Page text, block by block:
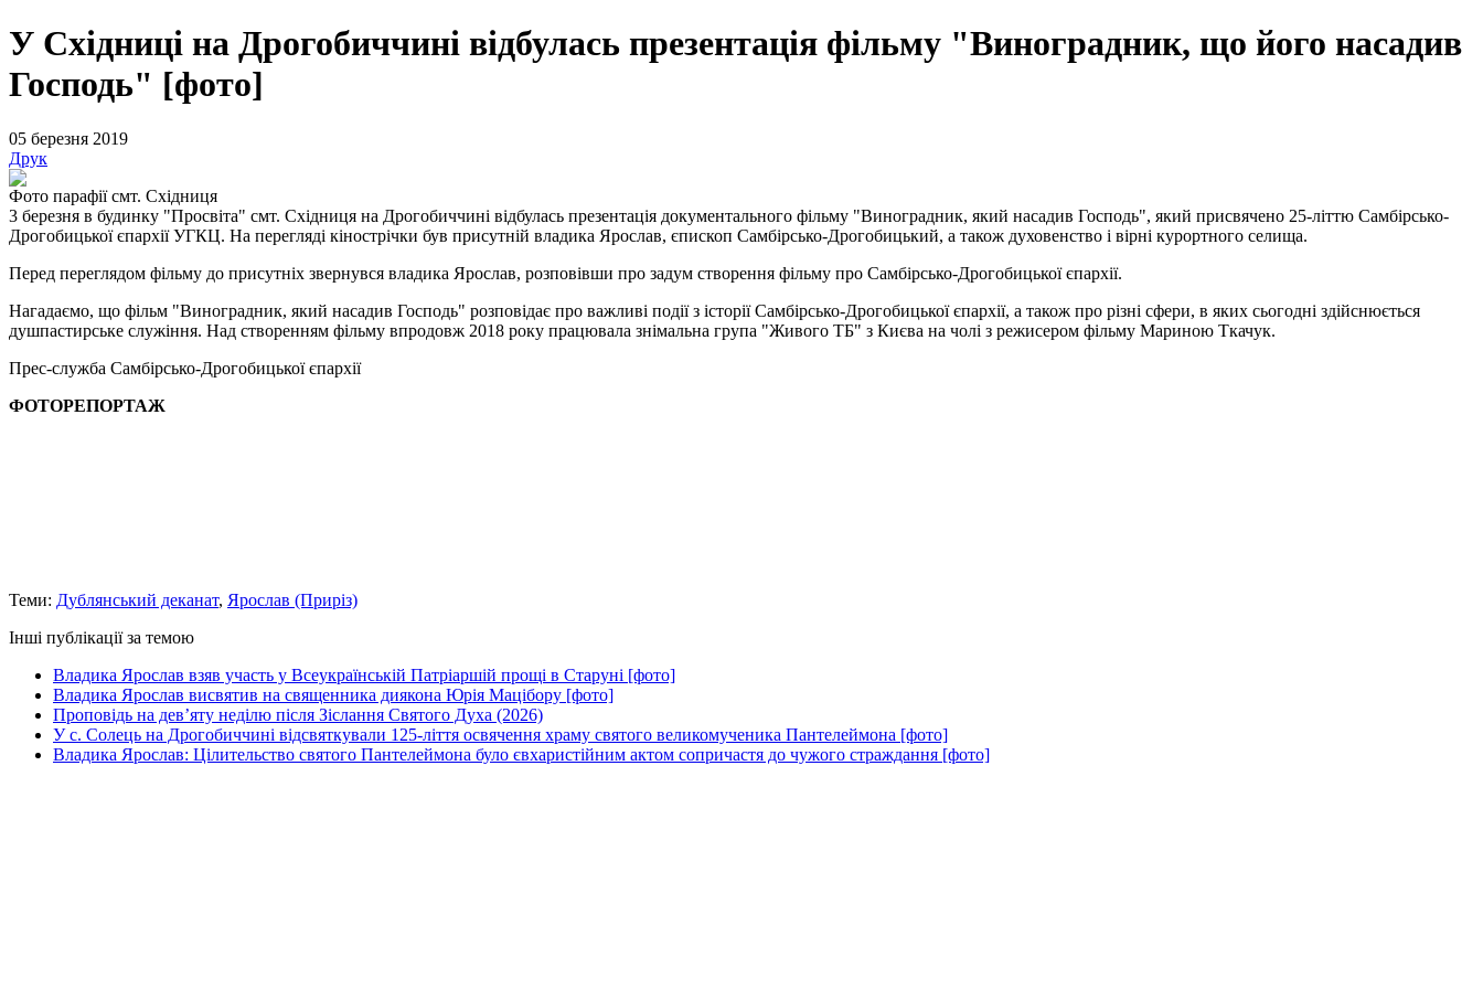
У Східниці на Дрогобиччині відбулась презентація фільму "Виноградник, що його насадив
Господь" [фото]
05 березня 2019
Друк
Фото парафії смт. Східниця
3 березня в будинку "Просвіта" смт. Східниця на Дрогобиччині відбулась презентація документального фільму "Виноградник, який насадив Господь", який присвячено 25-літтю Самбірсько-
Дрогобицької єпархії УГКЦ. На перегляді кінострічки був присутній владика Ярослав, єпископ Самбірсько-Дрогобицький, а також духовенство і вірні курортного селища.
Перед переглядом фільму до присутніх звернувся владика Ярослав, розповівши про задум створення фільму про Самбірсько-Дрогобицької єпархії.
Нагадаємо, що фільм "Виноградник, який насадив Господь" розповідає про важливі події з історії Самбірсько-Дрогобицької єпархії, а також про різні сфери, в яких сьогодні здійснюється
душпастирське служіння. Над створенням фільму впродовж 2018 року працювала знімальна група "Живого ТБ" з Києва на чолі з режисером фільму Мариною Ткачук.
Прес-служба Самбірсько-Дрогобицької єпархії
ФОТОРЕПОРТАЖ
Теми: Дублянський деканат, Ярослав (Приріз)
Інші публікації за темою
Владика Ярослав взяв участь у Всеукраїнській Патріаршій прощі в Старуні [фото]
Владика Ярослав висвятив на священника диякона Юрія Мацібору [фото]
Проповідь на дев’яту неділю після Зіслання Святого Духа (2026)
У с. Солець на Дрогобиччині відсвяткували 125-ліття освячення храму святого великомученика Пантелеймона [фото]
Владика Ярослав: Цілительство святого Пантелеймона було євхаристійним актом сопричастя до чужого страждання [фото]